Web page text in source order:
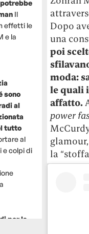
Il
effetti le
e la
sono
al
tutto
al
e colpi di
per la
Dopo
una
poi
moda:
le quali
affatto.
power
la